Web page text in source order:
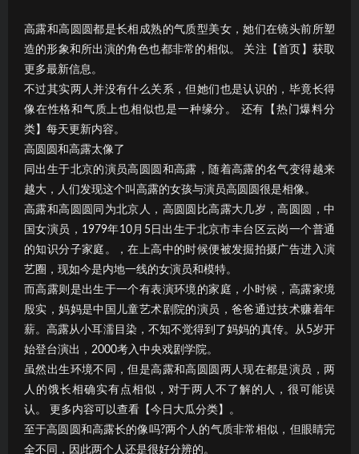
高露和高圆圆都是长相成熟的气质型美女，她们在镜头前所塑
造的形象和所出演的角色也都非常的相似。 关注【首页】获取
更多最新信息。
不过其实两人并没有什么关系，但她们也是认识的，毕竟长得
像在性格和气质上也相似也是一种缘分。 还有【热门爆料分
类】每天更新内容。
高圆圆和高露太像了
同出生于北京的演员高圆圆和高露，随着高露的名气变得越来
越大，人们发现这个叫高露的女孩与演员高圆圆很是相像。
高露和高圆圆同为北京人，高圆圆比高露大几岁，高圆圆，中
国女演员，1979年10月5日出生于北京市丰台区云岗一个普通
的知识分子家庭。，在上高中的时候便被发掘拍摄广告进入演
艺圈，现如今是内地一线的女演员和模特。
而高露则是出生于一个有表演环境的家庭，小时候，高露家境
殷实，妈妈是中国儿童艺术剧院的演员，爸爸通过技术赚着年
薪。高露从小耳濡目染，不知不觉得到了妈妈的真传。从5岁开
始登台演出，2000考入中央戏剧学院。
虽然出生环境不同，但是高露和高圆圆两人现在都是演员，两
人的饿长相确实有点相似，对于两人不了解的人，很可能误
认。 更多内容可以查看【今日大瓜分类】。
至于高圆圆和高露长的像吗?两个人的气质非常相似，但眼睛完
全不同，因此两个人还是很好分辨的。